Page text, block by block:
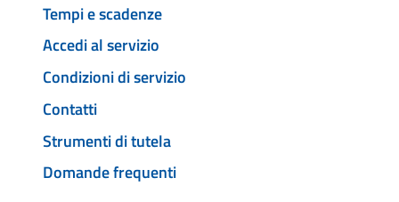
Tempi e scadenze
Accedi al servizio
Condizioni di servizio
Contatti
Strumenti di tutela
Domande frequenti